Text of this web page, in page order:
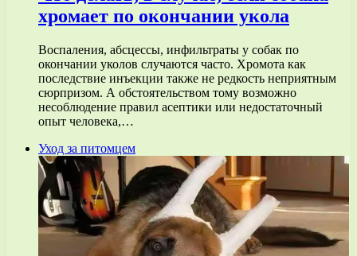
хромает по окончании укола
Воспаления, абсцессы, инфильтраты у собак по
окончании уколов случаются часто. Хромота как
последствие инъекции также не редкость неприятным
сюрпризом. А обстоятельством тому возможно
несоблюдение правил асептики или недостаточный
опыт человека,…
Уход за питомцем